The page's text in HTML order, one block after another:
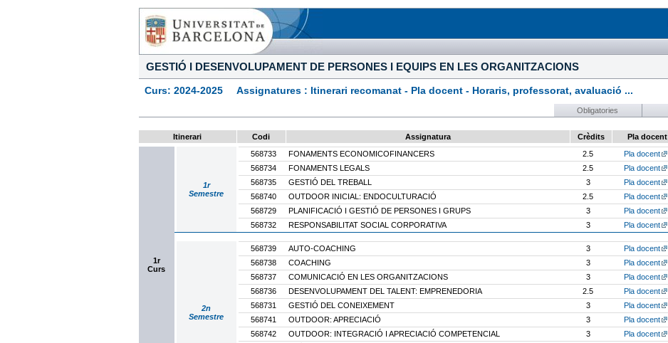
GESTIÓ I DESENVOLUPAMENT DE PERSONES I EQUIPS EN LES ORGANITZACIONS
Curs: 2024-2025 Assignatures : Itinerari recomanat - Pla docent - Horaris, professorat, avaluació ...
Obligatories
Itinerari Codi Assignatura Crèdits Pla docent
1r
Curs
1r
Semestre
568733 FONAMENTS ECONOMICOFINANCERS 2.5 Pla docent
568734
FONAMENTS LEGALS 2.5 Pla docent
568735
GESTIÓ DEL TREBALL 3 Pla docent
568740
OUTDOOR INICIAL: ENDOCULTURACIÓ 2.5 Pla docent
568729
PLANIFICACIÓ I GESTIÓ DE PERSONES I GRUPS 3 Pla docent
568732
RESPONSABILITAT SOCIAL CORPORATIVA 3 Pla docent
2n
Semestre
568739 AUTO-COACHING 3 Pla docent
568738
COACHING 3 Pla docent
568737
COMUNICACIÓ EN LES ORGANITZACIONS 3 Pla docent
568736
DESENVOLUPAMENT DEL TALENT: EMPRENEDORIA 2.5 Pla docent
568731
GESTIÓ DEL CONEIXEMENT 3 Pla docent
568741
OUTDOOR: APRECIACIÓ 3 Pla docent
568742
OUTDOOR: INTEGRACIÓ I APRECIACIÓ COMPETENCIAL 3 Pla docent